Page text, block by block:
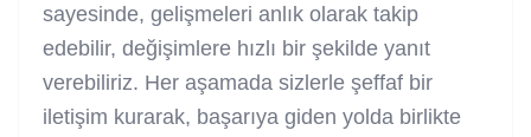
sayesinde, gelişmeleri anlık olarak takip
edebilir, değişimlere hızlı bir şekilde yanıt
verebiliriz. Her aşamada sizlerle şeffaf bir
iletişim kurarak, başarıya giden yolda birlikte